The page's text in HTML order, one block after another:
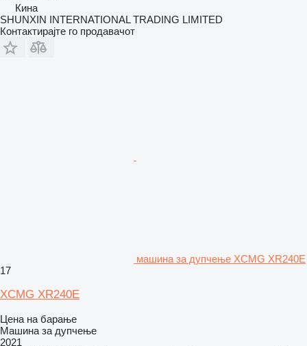
Кина
SHUNXIN INTERNATIONAL TRADING LIMITED
Контактирајте го продавачот
машина за дупчење XCMG XR240E
17
XCMG XR240E
Цена на барање
Машина за дупчење
2021